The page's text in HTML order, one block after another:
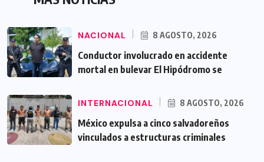
NACIONAL 8 AGOSTO, 2026
Conductor involucrado en accidente
mortal en bulevar El Hipódromo se
INTERNACIONAL 8 AGOSTO, 2026
México expulsa a cinco salvadoreños
vinculados a estructuras criminales